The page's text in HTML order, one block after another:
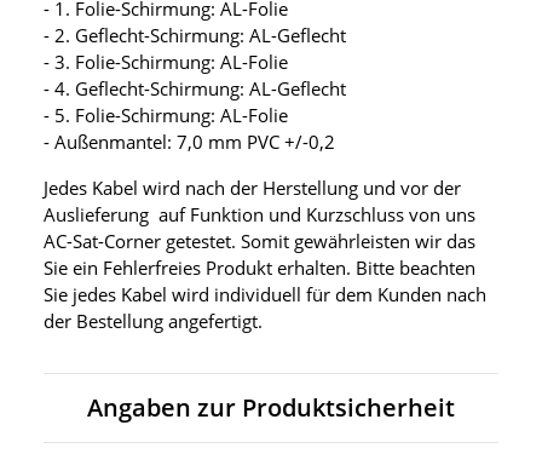
- 1. Folie-Schirmung: AL-Folie
- 2. Geflecht-Schirmung: AL-Geflecht
- 3. Folie-Schirmung: AL-Folie
- 4. Geflecht-Schirmung: AL-Geflecht
- 5. Folie-Schirmung: AL-Folie
- Außenmantel: 7,0 mm PVC +/-0,2
Jedes Kabel wird nach der Herstellung und vor der
Auslieferung auf Funktion und Kurzschluss von uns
AC-Sat-Corner getestet. Somit gewährleisten wir das
Sie ein Fehlerfreies Produkt erhalten. Bitte beachten
Sie jedes Kabel wird individuell für dem Kunden nach
der Bestellung angefertigt.
Angaben zur Produktsicherheit